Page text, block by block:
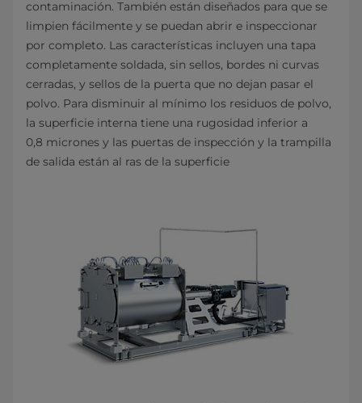
contaminación. También están diseñados para que se
limpien fácilmente y se puedan abrir e inspeccionar
por completo. Las características incluyen una tapa
completamente soldada, sin sellos, bordes ni curvas
cerradas, y sellos de la puerta que no dejan pasar el
polvo. Para disminuir al mínimo los residuos de polvo,
la superficie interna tiene una rugosidad inferior a
0,8 micrones y las puertas de inspección y la trampilla
de salida están al ras de la superficie